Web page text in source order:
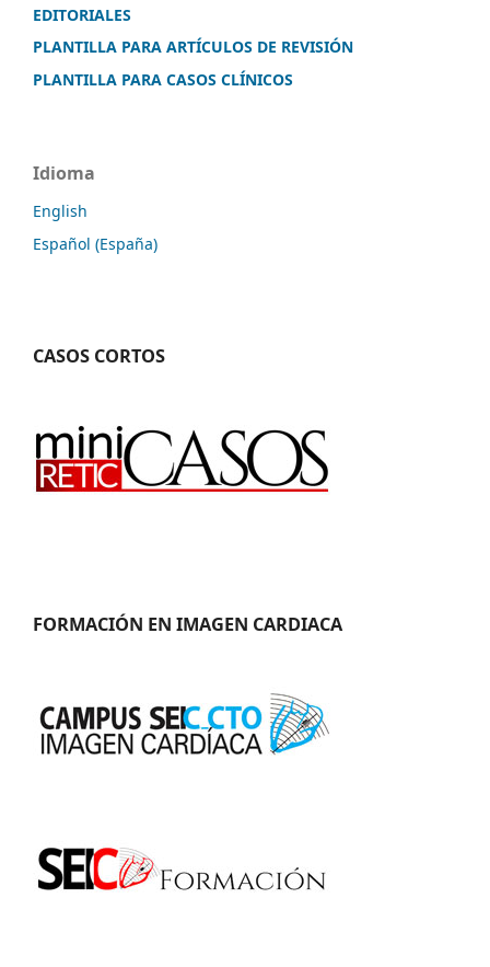
EDITORIALES
PLANTILLA PARA ARTÍCULOS DE REVISIÓN
PLANTILLA PARA CASOS CLÍNICOS
Idioma
English
Español (España)
CASOS CORTOS
FORMACIÓN EN IMAGEN CARDIACA